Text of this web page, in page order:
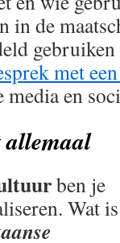
in de
met
en
allemaal
ben je
Wat is